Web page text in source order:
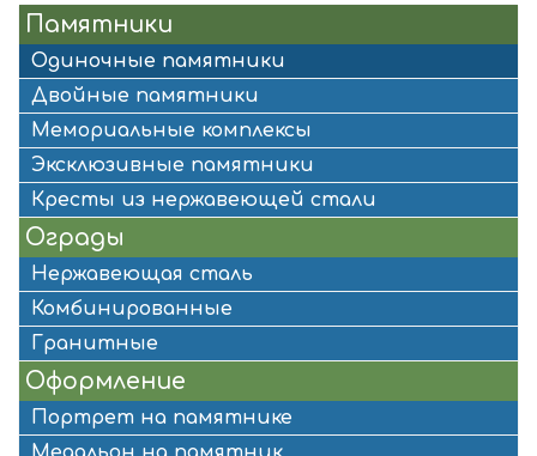
Памятники
Одиночные памятники
Двойные памятники
Мемориальные комплексы
Эксклюзивные памятники
Кресты из нержавеющей стали
Ограды
Нержавеющая сталь
Комбинированные
Гранитные
Оформление
Портрет на памятнике